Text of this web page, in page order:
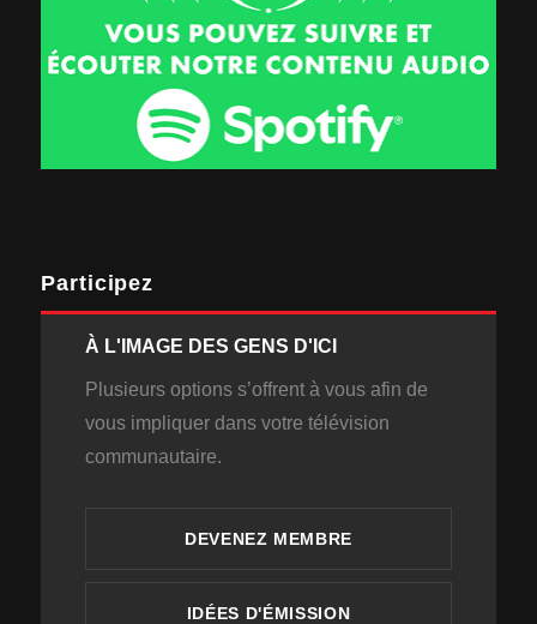
Participez
À L'IMAGE DES GENS D'ICI
Plusieurs options s’offrent à vous afin de
vous impliquer dans votre télévision
communautaire.
DEVENEZ MEMBRE
IDÉES D'ÉMISSION